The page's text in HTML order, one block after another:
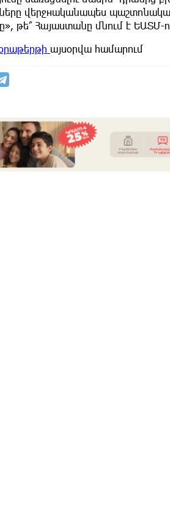
վերջнականապես
թե՞ Հայաստանը մնում է ԵԱՏՄ-
այսօրվա համարում